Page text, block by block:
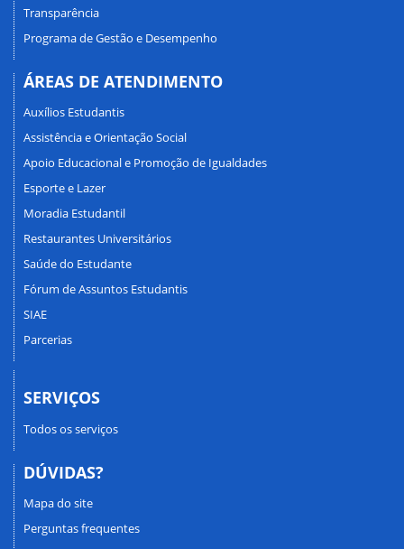
Transparência
Programa de Gestão e Desempenho
ÁREAS DE ATENDIMENTO
Auxílios Estudantis
Assistência e Orientação Social
Apoio Educacional e Promoção de Igualdades
Esporte e Lazer
Moradia Estudantil
Restaurantes Universitários
Saúde do Estudante
Fórum de Assuntos Estudantis
SIAE
Parcerias
SERVIÇOS
Todos os serviços
DÚVIDAS?
Mapa do site
Perguntas frequentes